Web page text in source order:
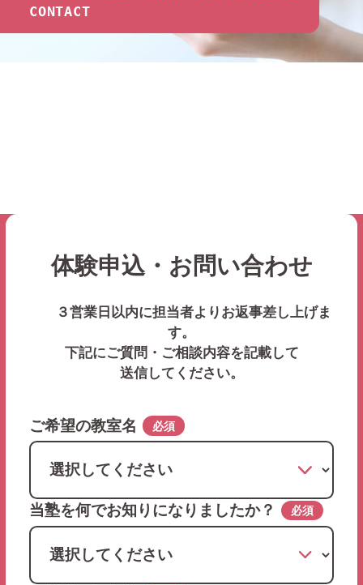
CONTACT
体験申込・お問い合わせ
３営業日以内に担当者よりお返事差し上げま
す。
下記にご質問・ご相談内容を記載して
送信してください。
ご希望の教室名 必須
当塾を何でお知りになりましたか？ 必須